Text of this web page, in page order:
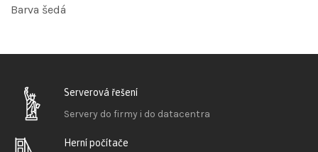
Barva šedá
Serverová řešení
Servery do firmy i do datacentra
Herní počítače